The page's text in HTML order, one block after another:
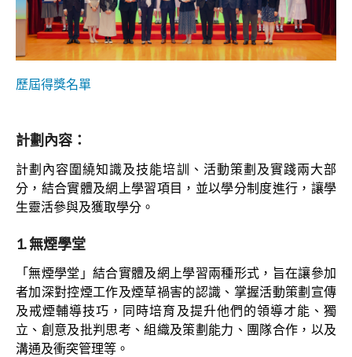
歷屆得獎名單
計劃內容：
計劃內容圍繞知識及技能培訓、活動策劃及實踐兩大部
分，結合實體及網上學習項目，並以學分制度進行，讓學
生靈活參與及獲取學分。
1. 無煙學堂
「無煙學堂」結合實體及網上學習兩種形式，旨在讓參加
者加深對控煙工作及煙草禍害的認識、掌握活動策劃宣傳
及戒煙輔導技巧，同時培育及提升他們的領導才能、獨
立、創意及批判思考、組織及策劃能力、團隊合作，以及
溝通及衝突管理等。